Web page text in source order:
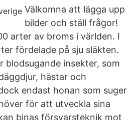
Välkomna att lägga upp
bilder och ställ frågor!
arter av broms i världen. I
fördelade på sju släkten.
blodsugande insekter, som
hästar och
endast honan som suger
för att utveckla sina
binas försvarsteknik mot